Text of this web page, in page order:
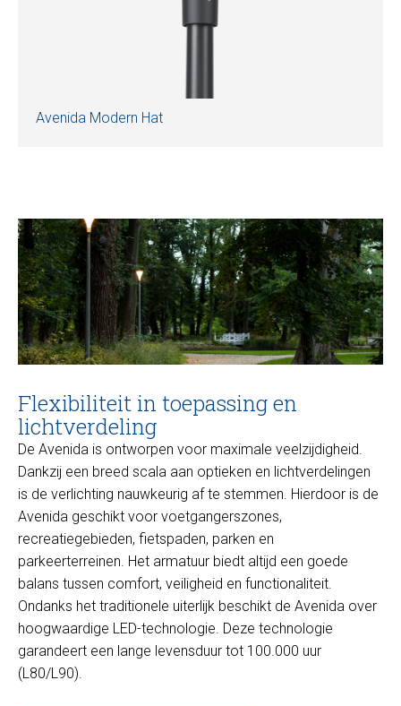
Avenida Modern Hat
Flexibiliteit in toepassing en
lichtverdeling
De Avenida is ontworpen voor maximale veelzijdigheid.
Dankzij een breed scala aan optieken en lichtverdelingen
is de verlichting nauwkeurig af te stemmen. Hierdoor is de
Avenida geschikt voor voetgangerszones,
recreatiegebieden, fietspaden, parken en
parkeerterreinen. Het armatuur biedt altijd een goede
balans tussen comfort, veiligheid en functionaliteit.
Ondanks het traditionele uiterlijk beschikt de Avenida over
hoogwaardige LED-technologie. Deze technologie
garandeert een lange levensduur tot 100.000 uur
(L80/L90).